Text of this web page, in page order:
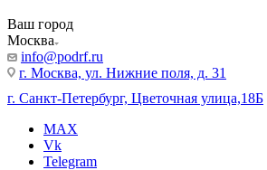
Ваш город
Москва
info@podrf.ru
г. Москва, ул. Нижние поля, д. 31
г. Санкт-Петербург, Цветочная улица,18Б
MAX
Vk
Telegram